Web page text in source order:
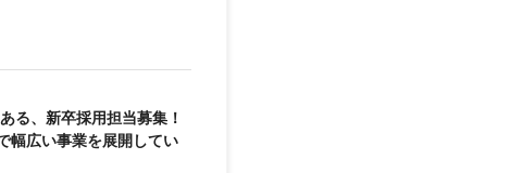
る、新卒採用担当募集！
幅広い事業を展開してい